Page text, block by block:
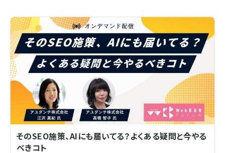
そのSEO施策、AIにも届いてる？よくある疑問と今やる
べきコト